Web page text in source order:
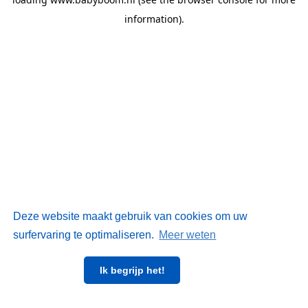
Deze website maakt gebruik van cookies om uw
surfervaring te optimaliseren. Meer weten
Ik begrijp het!
information).